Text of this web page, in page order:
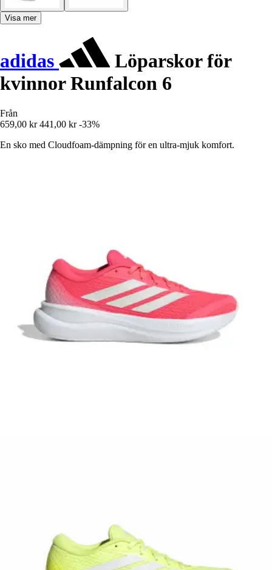
Visa mer
adidas
Löparskor för
kvinnor Runfalcon 6
Från
659,00 kr 441,00 kr -33%
En sko med Cloudfoam-dämpning för en ultra-mjuk komfort.